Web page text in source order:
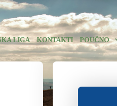
LIGA KONTAKTI POUČNO